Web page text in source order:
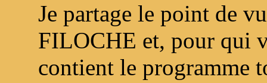
Je partage le point de
FILOCHE et, pour qui
contient le programme